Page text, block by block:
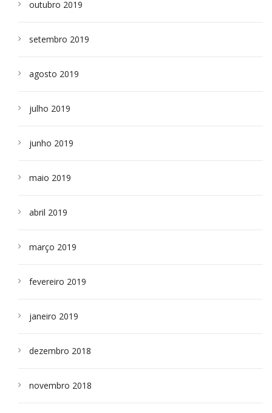
outubro 2019
setembro 2019
agosto 2019
julho 2019
junho 2019
maio 2019
abril 2019
março 2019
fevereiro 2019
janeiro 2019
dezembro 2018
novembro 2018